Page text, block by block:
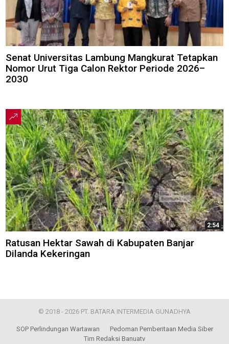
Senat Universitas Lambung Mangkurat Tetapkan
Nomor Urut Tiga Calon Rektor Periode 2026–
2030
2:54
Ratusan Hektar Sawah di Kabupaten Banjar
Dilanda Kekeringan
© 2018 - 2026 PT. BATARA INTERMEDIA GUNADHYA
SOP Perlindungan Wartawan
Pedoman Pemberitaan Media Siber
Tim Redaksi Banuatv